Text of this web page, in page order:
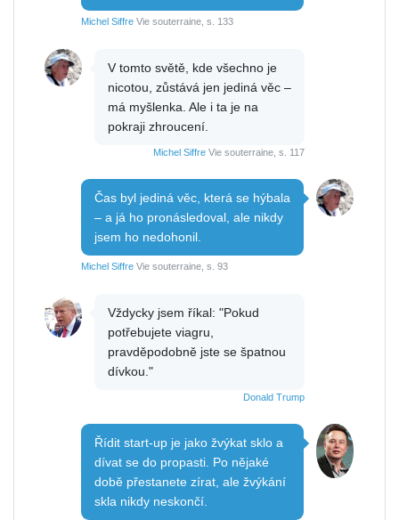
Michel Siffre Vie souterraine, s. 133
V tomto světě, kde všechno je
nicotou, zůstává jen jediná věc –
má myšlenka. Ale i ta je na
pokraji zhroucení.
Michel Siffre Vie souterraine, s. 117
Čas byl jediná věc, která se hýbala
– a já ho pronásledoval, ale nikdy
jsem ho nedohonil.
Michel Siffre Vie souterraine, s. 93
Vždycky jsem říkal: "Pokud
potřebujete viagru,
pravděpodobně jste se špatnou
dívkou."
Donald Trump
Řídit start-up je jako žvýkat sklo a
dívat se do propasti. Po nějaké
době přestanete zírat, ale žvýkání
skla nikdy neskončí.